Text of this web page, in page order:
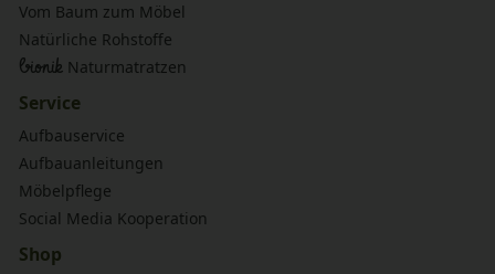
Vom Baum zum Möbel
Natürliche Rohstoffe
bionik Naturmatratzen
Service
Aufbauservice
Aufbauanleitungen
Möbelpflege
Social Media Kooperation
Shop